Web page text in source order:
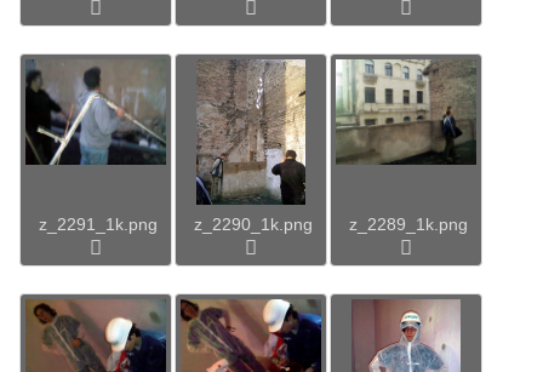
z_2291_1k.png z_2290_1k.png z_2289_1k.png